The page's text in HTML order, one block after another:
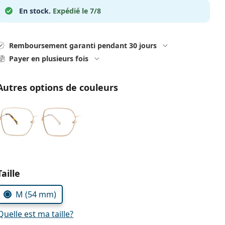
En stock. Expédié le 7/8
Remboursement garanti pendant 30 jours
Payer en plusieurs fois
options de couleurs
les paramètres
M (54 mm)
est ma taille?